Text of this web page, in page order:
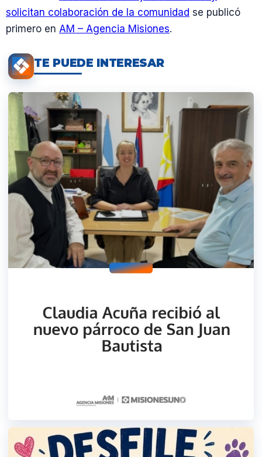
solicitan colaboración de la comunidad se publicó
primero en AM – Agencia Misiones.
TE PUEDE INTERESAR